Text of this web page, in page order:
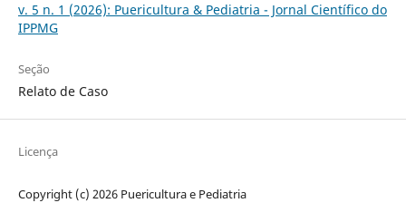
v. 5 n. 1 (2026): Puericultura & Pediatria - Jornal Científico do
IPPMG
Seção
Relato de Caso
Licença
Copyright (c) 2026 Puericultura e Pediatria